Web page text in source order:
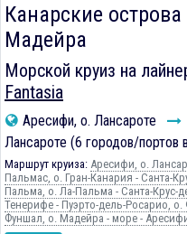
Канарские острова
Мадейра
Морской круиз на
Fantasia
Аресифи, о. Лансароте
Лансароте (6 городов/портов
Маршрут круиза: Аресифи, о.
Пальмас, о. Гран-Канария - Санта-
Пальма, о. Ла-Пальма - Санта-Крус-
Тенерифе - Пуэрто-дель-Росарио, о.
Фуншал, о. Мадейра - море -